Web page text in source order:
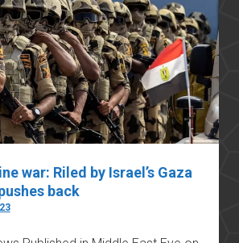
مقالات صحافية
بوستات من فيسبوك
مقابلات في الإعلام
Languages
war: Riled by Israel’s Gaza
back